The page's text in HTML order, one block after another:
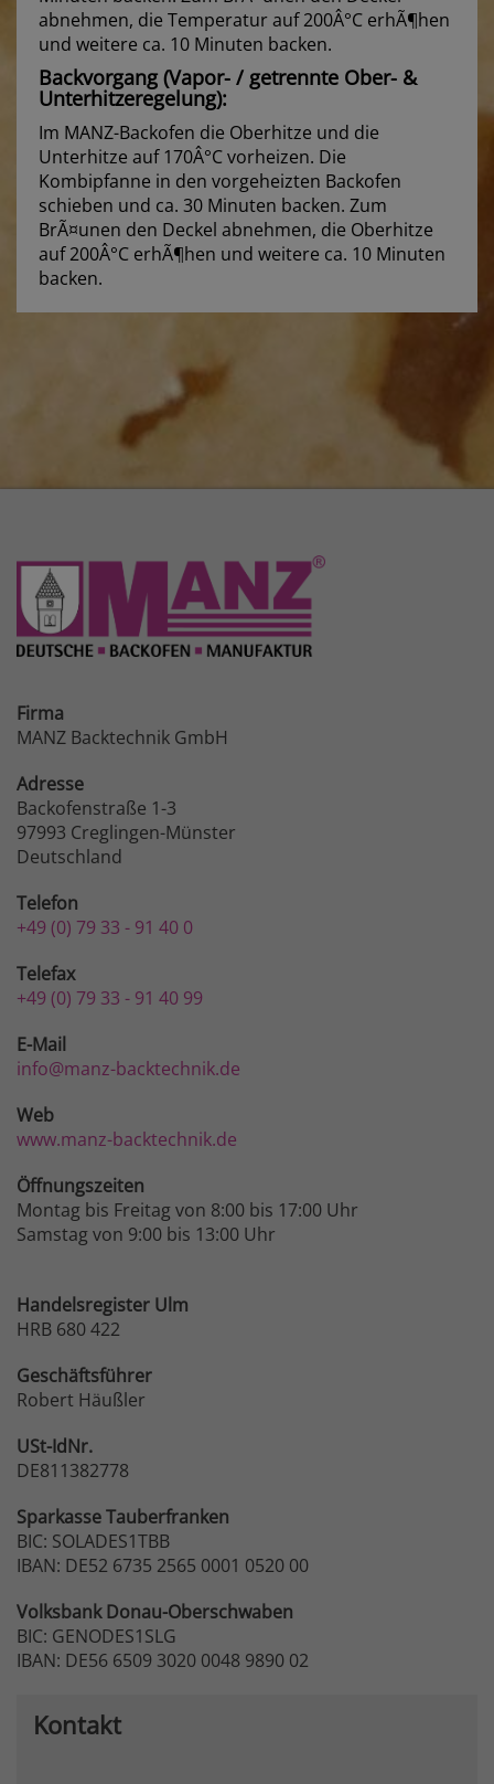
abnehmen, die Temperatur auf 200Â°C erhÃ¶hen
und weitere ca. 10 Minuten backen.
Backvorgang (Vapor- / getrennte Ober- &
Unterhitzeregelung):
Im MANZ-Backofen die Oberhitze und die
Unterhitze auf 170Â°C vorheizen. Die
Kombipfanne in den vorgeheizten Backofen
schieben und ca. 30 Minuten backen. Zum
BrÃ¤unen den Deckel abnehmen, die Oberhitze
auf 200Â°C erhÃ¶hen und weitere ca. 10 Minuten
backen.
Firma
MANZ Backtechnik GmbH
Adresse
Backofenstraße 1-3
97993 Creglingen-Münster
Deutschland
Telefon
+49 (0) 79 33 - 91 40 0
Telefax
+49 (0) 79 33 - 91 40 99
E-Mail
info@manz-backtechnik.de
Web
www.manz-backtechnik.de
Öffnungszeiten
Montag bis Freitag von 8:00 bis 17:00 Uhr
Samstag von 9:00 bis 13:00 Uhr
Handelsregister Ulm
HRB 680 422
Geschäftsführer
Robert Häußler
USt-IdNr.
DE811382778
SparkasseTauberfranken
BIC: SOLADES1TBB
IBAN: DE52 6735 2565 0001 0520 00
VolksbankDonau-Oberschwaben
BIC: GENODES1SLG
IBAN: DE56 6509 3020 0048 9890 02
Kontakt